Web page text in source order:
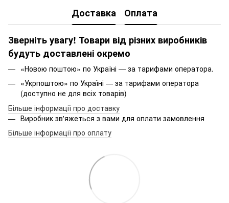
Доставка Оплата
Зверніть увагу! Товари від різних виробників
будуть доставлені окремо
«Новою поштою» по Україні — за тарифами оператора.
«Укрпоштою» по Україні — за тарифами оператора
(доступно не для всіх товарів)
Більше інформації про доставку
Виробник зв'яжеться з вами для оплати замовлення
Більше інформації про оплату